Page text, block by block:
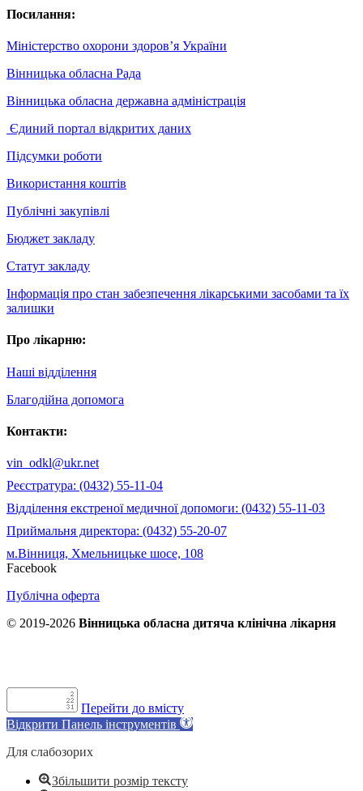
Посилання:
Міністерство охорони здоров’я України
Вінницька обласна Рада
Вінницька обласна державна адміністрація
Єдиний портал відкритих даних
Підсумки роботи
Використання коштів
Публічні закупівлі
Бюджет закладу
Статут закладу
Інформація про стан забезпечення лікарськими засобами та їх
залишки
Про лікарню:
Наші відділення
Благодійна допомога
Контакти:
vin_odkl@ukr.net
Реєстратура: (0432) 55-11-04
Відділення екстреної медичної допомоги: (0432) 55-11-03
Приймальня директора: (0432) 55-20-07
м.Вінниця, Хмельницьке шосе, 108
Facebook
Публічна оферта
© 2019-2026 Вінницька обласна дитяча клінічна лікарня
Перейти до вмісту
Відкрити Панель інструментів
Для слабозорих
Збільшити розмір тексту